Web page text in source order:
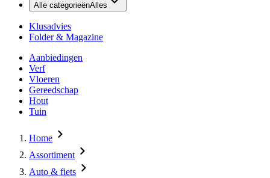
Alle categorieënAlles
Klusadvies
Folder & Magazine
Aanbiedingen
Verf
Vloeren
Gereedschap
Hout
Tuin
Home
Assortiment
Auto & fiets